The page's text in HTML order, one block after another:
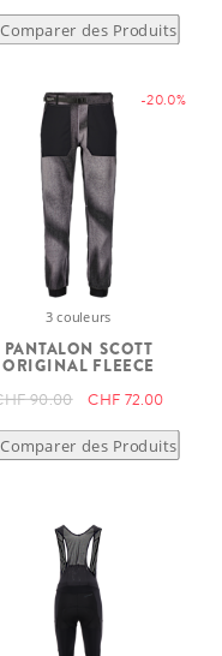
Comparer des Produits
-20.0%
3 couleurs
PANTALON SCOTT
ORIGINAL FLEECE
90.00 CHF 72.00
Comparer des Produits